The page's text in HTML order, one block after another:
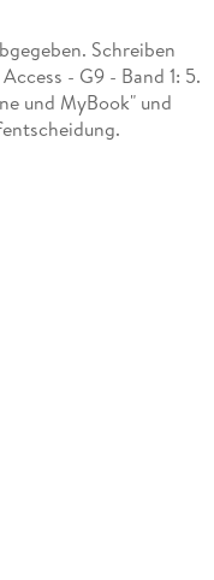
Schreiben
- G9 - Band 1: 5.
und MyBook" und